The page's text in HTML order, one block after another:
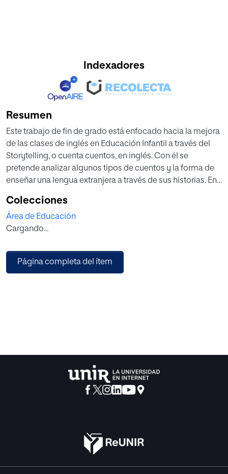
Indexadores
Resumen
Este trabajo de fin de grado está enfocado hacia la mejora
de las clases de inglés en Educación Infantil a través del
Storytelling, o cuenta cuentos, en inglés. Con él se
pretende analizar algunos tipos de cuentos y la forma de
enseñar una lengua extranjera a través de sus historias. En
del idioma extranjero en Infantil, teorías sobre la
adquisición del segundo idioma, los beneficios de contar
cuentos en otra lengua y los diferentes tipos que existen,
elegirlos de forma adecuada. Por último analizaremos
algunos autores de literatura actual con sus cuentos más
Colecciones
Área de Educación
Cargando...
Página completa del ítem